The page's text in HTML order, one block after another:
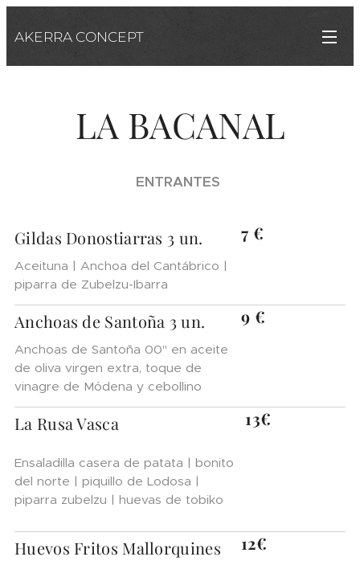
AKERRA CONCEPT
LA BACANAL
ENTRANTES
Gildas Donostiarras 3 un.
Aceituna | Anchoa del Cantábrico |
piparra de Zubelzu-Ibarra
7 €
Anchoas de Santoña 3 un.
Anchoas de Santoña 00" en aceite
de oliva virgen extra, toque de
vinagre de Módena y cebollino
9 €
La Rusa Vasca
Ensaladilla casera de patata | bonito
del norte | piquillo de Lodosa |
piparra zubelzu | huevas de tobiko
13€
Huevos Fritos Mallorquines 12€